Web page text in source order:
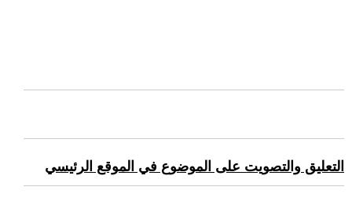
التعليق والتصويت على الموضوع في الموقع الرئيسي